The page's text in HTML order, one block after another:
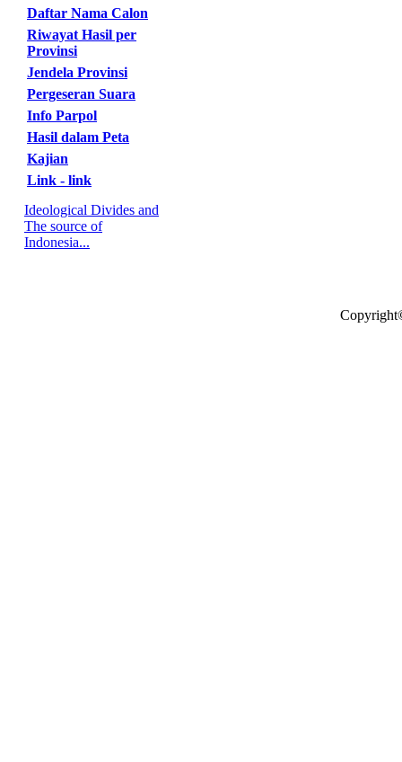
Daftar Nama Calon
Riwayat Hasil per
Provinsi
Jendela Provinsi
Pergeseran Suara
Info Parpol
Hasil dalam Peta
Kajian
Link - link
Ideological Divides and
The source of
Indonesia...